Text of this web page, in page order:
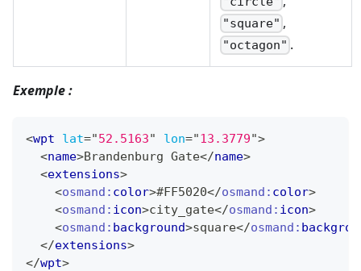
"square" ,
"octagon" .
Exemple :
<wpt lat="52.5163" lon="13.3779">
<name>Brandenburg Gate</name>
<extensions>
<osmand: color>#FF5020</osmand: color>
<osmand: icon>city_gate</osmand: icon>
<osmand: background>square</osmand:
</extensions>
</wpt>